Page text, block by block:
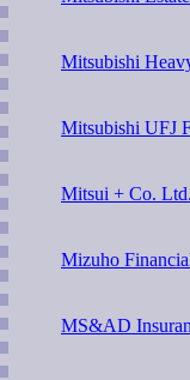
Mitsubishi
Mitsubishi UFJ
Mitsui + Co. Ltd.
Mizuho
MS&AD